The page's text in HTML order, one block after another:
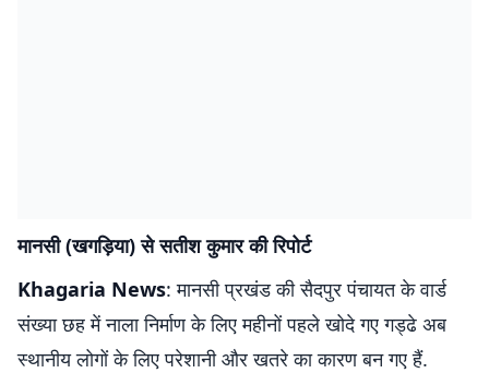
मानसी (खगड़िया) से सतीश कुमार की रिपोर्ट
Khagaria News: मानसी प्रखंड की सैदपुर पंचायत के वार्ड
संख्या छह में नाला निर्माण के लिए महीनों पहले खोदे गए गड्ढे अब
स्थानीय लोगों के लिए परेशानी और खतरे का कारण बन गए हैं.